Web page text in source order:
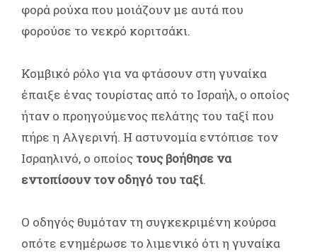
φορά ρούχα που μοιάζουν με αυτά που
φορούσε το νεκρό κοριτσάκι.
Κομβικό ρόλο για να φτάσουν στη γυναίκα
έπαιξε ένας τουρίστας από το Ισραήλ, ο οποίος
ήταν ο προηγούμενος πελάτης του ταξί που
πήρε η Αλγερινή. Η αστυνομία εντόπισε τον
Ισραηλινό, ο οποίος τους βοήθησε να
εντοπίσουν τον οδηγό του ταξί.
Ο οδηγός θυμόταν τη συγκεκριμένη κούρσα
οπότε ενημέρωσε το λιμενικό ότι η γυναίκα